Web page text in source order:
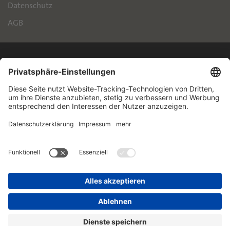
Datenschutz
AGB
IPH
Handelsimmobilien GmbH
80333 München
+49 89 55118-145
xinglinkin